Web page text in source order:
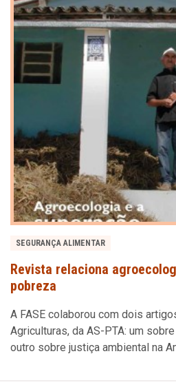
SEGURANÇA ALIMENTAR
Revista relaciona
pobreza
A FASE colaborou com dois
Agriculturas, da AS-PTA: um
outro sobre justiça ambiental na